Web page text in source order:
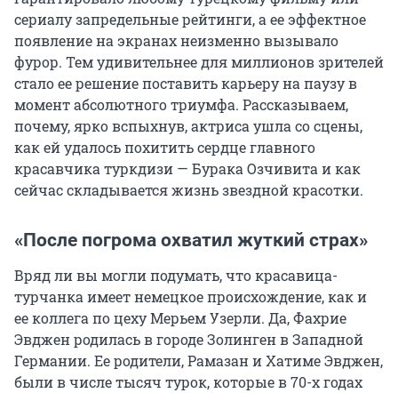
сериалу запредельные рейтинги, а ее эффектное
появление на экранах неизменно вызывало
фурор. Тем удивительнее для миллионов зрителей
стало ее решение поставить карьеру на паузу в
момент абсолютного триумфа. Рассказываем,
почему, ярко вспыхнув, актриса ушла со сцены,
как ей удалось похитить сердце главного
красавчика туркдизи — Бурака Озчивита и как
сейчас складывается жизнь звездной красотки.
«После погрома охватил жуткий страх»
Вряд ли вы могли подумать, что красавица-
турчанка имеет немецкое происхождение, как и
ее коллега по цеху Мерьем Узерли. Да, Фахрие
Эвджен родилась в городе Золинген в Западной
Германии. Ее родители, Рамазан и Хатиме Эвджен,
были в числе тысяч турок, которые в 70-х годах